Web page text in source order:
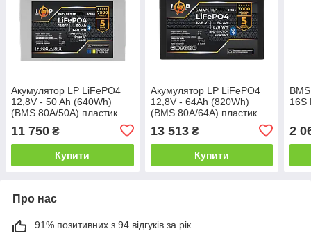
Акумулятор LP LiFePO4
12,8V - 50 Ah (640Wh)
(BMS 80А/50A) пластик
11 750 ₴
Купити
Акумулятор LP LiFePO4
12,8V - 64Ah (820Wh)
(BMS 80A/64А) пластик
13 513₴
Купити
16S
2
Про нас
91% позитивних з 94 відгуків за рік